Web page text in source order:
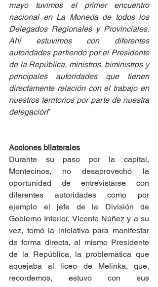
mayo tuvimos el primer encuentro
nacional en La Moneda de todos los
Delegados Regionales y Provinciales.
Ahí estuvimos con diferentes
autoridades partiendo por el Presidente
de la República, ministros, biministros y
principales autoridades que tienen
directamente relación con el trabajo en
nuestros territorios por parte de nuestra
delegación”
Acciones bilaterales
Durante su paso por la capital,
Montecinos, no desaprovechó la
oportunidad de entrevistarse con
diferentes autoridades como por
ejemplo el jefe de la División de
Gobierno Interior, Vicente Núñez y a su
vez, tomó la iniciativa para manifestar
de forma directa, al mismo Presidente
de la República, la problemática que
aquejaba al liceo de Melinka, que,
recordemos, estuvo con sus